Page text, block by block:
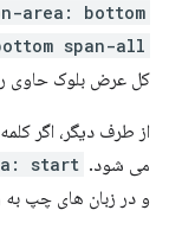
area: bottom
span-all
کل عرض بلوک حاوی
از طرف دیگر، اگر
می شود. start
و در زبان های چپ به